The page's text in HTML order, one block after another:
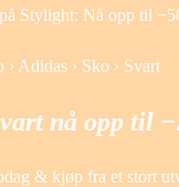
Stylight: Nå opp til
Adidas › Sko › Svart
nå opp til
& kjøp fra et stort